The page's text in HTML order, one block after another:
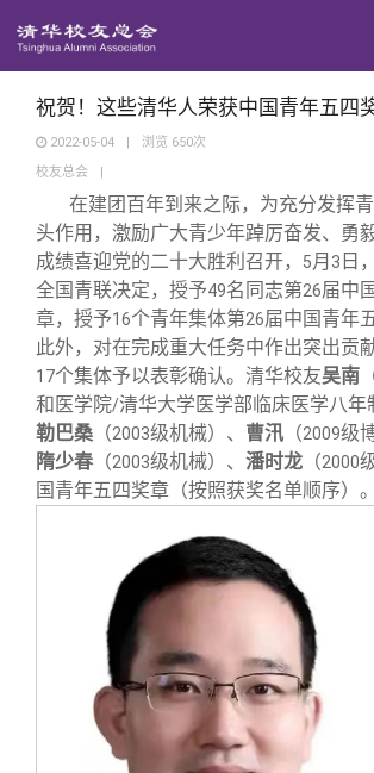
地区联络
院系校友工作
专业委员会
兴趣群体
西南联大校友会
回馈母校
捐赠新闻
捐赠纪事
捐赠方法
义工计划
《清华校友通讯》
《水木清华》
我要订阅
新媒体平台
百年清华
清华人物
清华故事
青春风采
校友文苑
校友视界
校友服务
终身学习
信息化服务
三创大赛
校友总会
总会简介
会长致辞
理事会名单
制度法规
关闭
祝贺！这些清华人荣获中国青年五四奖
2022-05-04 | 浏览 650次
校友总会
|
在建团百年到来之际，为充分发挥
头作用，激励广大青少年踔厉奋发、勇
成绩喜迎党的二十大胜利召开，
5月 3 日
全国青联决定，授予49名同志第26届中
章，授予16个青年集体第26届中国青年
此外，对在完成重大任务中作出突出贡
17个集体予以表彰确认。清华校友吴南
和医学院/清华大学医学部临床医学八年
勒巴桑 （2003级机械）、 曹汛 （2009级
隋少春（2003级机械）、 潘时龙 （2000
国青年五四奖章 （按照获奖名单顺序） 。